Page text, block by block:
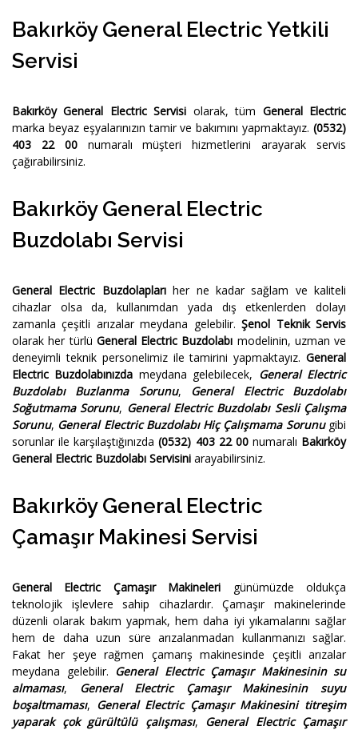
Bakırköy General Electric Yetkili
Servisi
Bakırköy General Electric Servisi olarak, tüm General Electric
marka beyaz eşyalarınızın tamir ve bakımını yapmaktayız. (0532)
403 22 00numaralı müşteri hizmetlerini arayarak servis
çağırabilirsiniz.
Bakırköy General Electric
Buzdolabı Servisi
General Electric Buzdolaplarıher ne kadar sağlam ve kaliteli
cihazlar olsa da, kullanımdan yada dış etkenlerden dolayı
zamanla çeşitli arızalar meydana gelebilir.Şenol Teknik Servis
olarak her türlü General Electric Buzdolabı modelinin, uzman ve
deneyimli teknik personelimiz ile tamirini yapmaktayız. General
Electric Buzdolabınızda meydana gelebilecek, General Electric
Buzdolabı Buzlanma Sorunu, General Electric Buzdolabı
Soğutmama Sorunu, General Electric Buzdolabı Sesli Çalışma
Sorunu, General Electric Buzdolabı Hiç Çalışmama Sorunugibi
sorunlar ile karşılaştığınızda(0532) 403 22 00numaralı Bakırköy
General Electric Buzdolabı Servisini arayabilirsiniz.
Bakırköy General Electric
Çamaşır Makinesi Servisi
General Electric Çamaşır Makineleri günümüzde oldukça
teknolojik işlevlere sahip cihazlardır. Çamaşır makinelerinde
düzenli olarak bakım yapmak, hem daha iyi yıkamalarını sağlar
hem de daha uzun süre arızalanmadan kullanmanızı sağlar.
Fakat her şeye rağmen çamarış makinesinde çeşitli arızalar
meydana gelebilir. General Electric Çamaşır Makinesinin su
almaması, General Electric Çamaşır Makinesinin suyu
boşaltmaması, General Electric Çamaşır Makinesini titreşim
yaparak çok gürültülü çalışması, General Electric Çamaşır